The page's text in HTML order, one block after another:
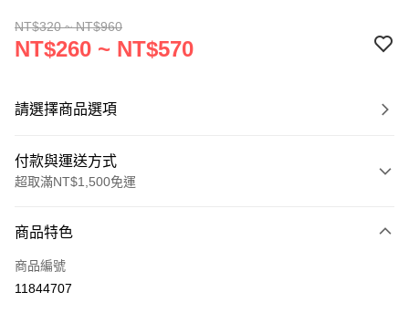
NT$320 ~ NT$960
NT$260 ~ NT$570
請選擇商品選項
付款與運送方式
超取滿NT$1,500免運
信用卡一次付款
超商取貨付款
商品特色
商品編號
11844707